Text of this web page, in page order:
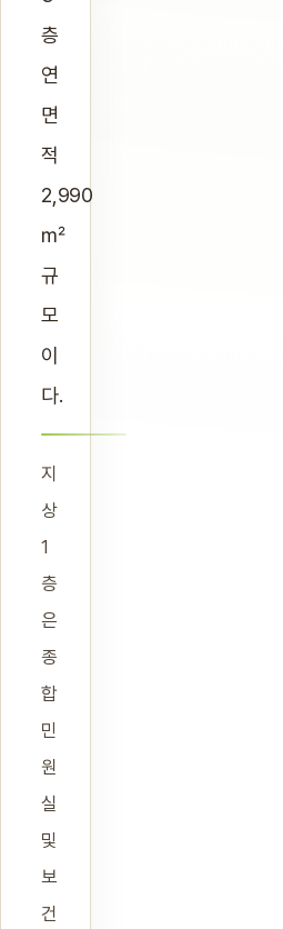
층
연
면
적
2,990
㎡
규
모
이
다.
지
상
1
층
은
종
합
민
원
실
및
보
건